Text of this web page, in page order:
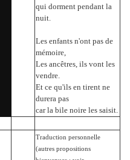
qui dorment pendant la
nuit.
Les enfants n'ont pas de
mémoire,
Les ancêtres, ils vont les
vendre.
Et ce qu'ils en tirent ne
durera pas
car la bile noire les saisit.
Traduction personnelle
(autres propositions